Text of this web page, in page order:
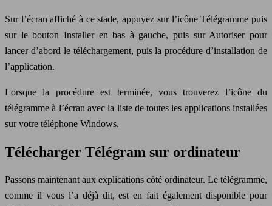
Sur l’écran affiché à ce stade, appuyez sur l’icône Télégramme puis
sur le bouton Installer en bas à gauche, puis sur Autoriser pour
lancer d’abord le téléchargement, puis la procédure d’installation de
l’application.
Lorsque la procédure est terminée, vous trouverez l’icône du
télégramme à l’écran avec la liste de toutes les applications installées
sur votre téléphone Windows.
Télécharger Télégram sur ordinateur
Passons maintenant aux explications côté ordinateur. Le télégramme,
comme il vous l’a déjà dit, est en fait également disponible pour